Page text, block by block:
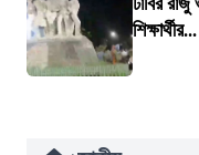
শিক্ষার্থীর...